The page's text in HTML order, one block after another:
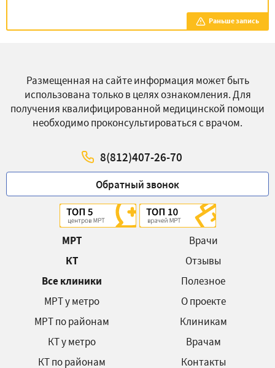
Раньше запись
Размещенная на сайте информация может быть
использована только в целях ознакомления. Для
получения квалифицированной медицинской помощи
необходимо проконсультироваться с врачом.
8(812)407-26-70
Обратный звонок
МРТ
КТ
Все клиники
МРТ у метро
МРТ по районам
КТ у метро
КТ по районам
Врачи
Отзывы
Полезное
О проекте
Клиникам
Врачам
Контакты